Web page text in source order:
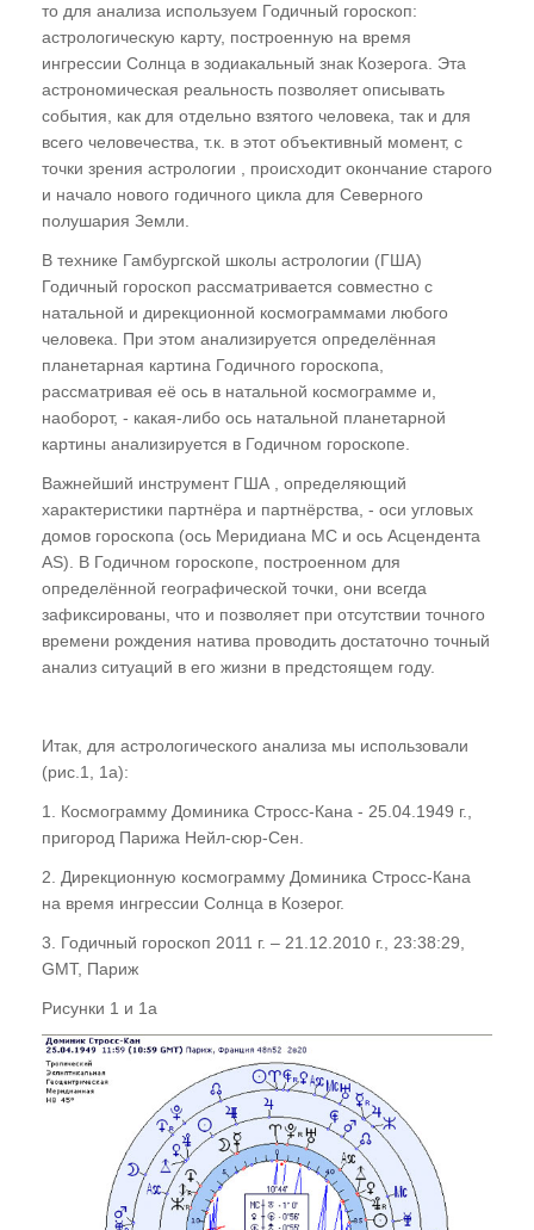
то для анализа используем Годичный гороскоп:
астрологическую карту, построенную на время
ингрессии Солнца в зодиакальный знак Козерога. Эта
астрономическая реальность позволяет описывать
события, как для отдельно взятого человека, так и для
всего человечества, т.к. в этот объективный момент, с
точки зрения астрологии , происходит окончание старого
и начало нового годичного цикла для Северного
полушария Земли.
В технике Гамбургской школы астрологии (ГША)
Годичный гороскоп рассматривается совместно с
натальной и дирекционной космограммами любого
человека. При этом анализируется определённая
планетарная картина Годичного гороскопа,
рассматривая её ось в натальной космограмме и,
наоборот, - какая-либо ось натальной планетарной
картины анализируется в Годичном гороскопе.
Важнейший инструмент ГША , определяющий
характеристики партнёра и партнёрства, - оси угловых
домов гороскопа (ось Меридиана МС и ось Асцендента
АS). В Годичном гороскопе, построенном для
определённой географической точки, они всегда
зафиксированы, что и позволяет при отсутствии точного
времени рождения натива проводить достаточно точный
анализ ситуаций в его жизни в предстоящем году.
Итак, для астрологического анализа мы использовали
(рис.1, 1а):
1. Космограмму Доминика Стросс-Кана - 25.04.1949 г.,
пригород Парижа Нейл-сюр-Сен.
2. Дирекционную космограмму Доминика Стросс-Кана
на время ингрессии Солнца в Козерог.
3. Годичный гороскоп 2011 г. – 21.12.2010 г., 23:38:29,
GMT, Париж
Рисунки 1 и 1а